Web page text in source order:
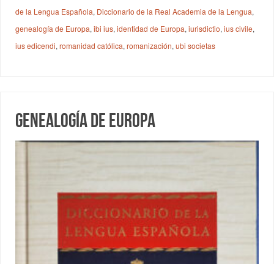
de la Lengua Española, Diccionario de la Real Academia de la Lengua,
genealogía de Europa,ibi ius,identidad de Europa,iurisdictio,ius civile,
ius edicendi,romanidad católica,romanización,ubi societas
Genealogía de Europa